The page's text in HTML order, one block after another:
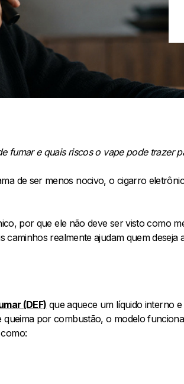
fumar e quais riscos o vape pode trazer
de ser menos nocivo, o cigarro
por que ele não deve ser visto como
caminhos realmente ajudam quem deseja
(DEF) que aquece um líquido interno
por combustão, o modelo